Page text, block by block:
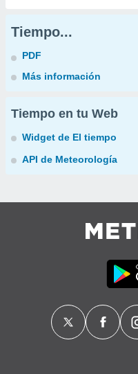
Tiempo...
PDF
Más información
Tiempo en tu Web
Widget de El tiempo
API de Meteorología